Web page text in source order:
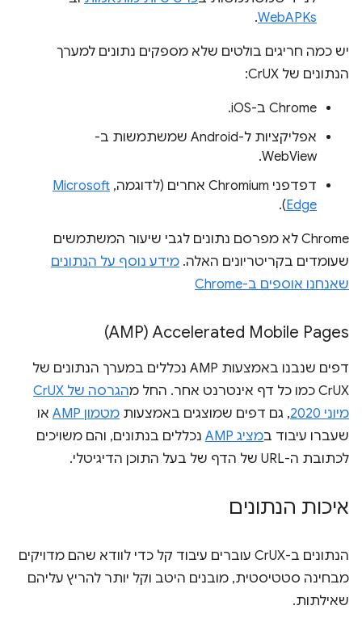
WebAPKs
.
יש כמה חריגים בולטים שלא מספקים נתונים למערך
הנתונים של CrUX:
‫Chrome ב-iOS.
אפליקציות ל-Android שמשתמשות ב-
WebView.
דפדפני Chromium אחרים (לדוגמה,
Microsoft
Edge
).
‫Chrome לא מפרסם נתונים לגבי שיעור המשתמשים
שעומדים בקריטריונים האלה. מידע נוסף על הנתונים
שאנחנו אוספים ב-Chrome
Accelerated Mobile Pages ‏(AMP)
דפים שנבנו באמצעות AMP נכללים במערך הנתונים של
CrUX כמו כל דף אינטרנט אחר. החל מ
הגרסה של CrUX
מיוני 2020
, גם דפים שמוצגים באמצעות מטמון AMP
או
שעברו עיבוד במציג AMP
נכללים בנתונים, והם משויכים
לכתובת ה-URL של הדף של בעל התוכן הדיגיטלי.
איכות הנתונים
הנתונים ב-CrUX עוברים עיבוד קל כדי לוודא שהם מדויקים
מבחינה סטטיסטית, מובנים היטב וקל יותר להריץ עליהם
שאילתות.